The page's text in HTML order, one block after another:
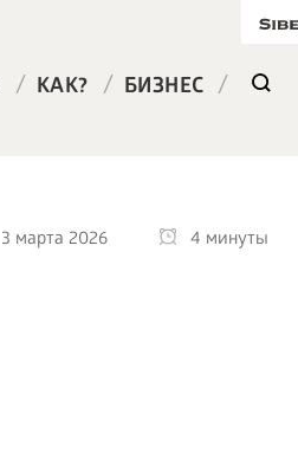
/ КАК? / БИЗНЕС /
3 марта 2026 4 минуты